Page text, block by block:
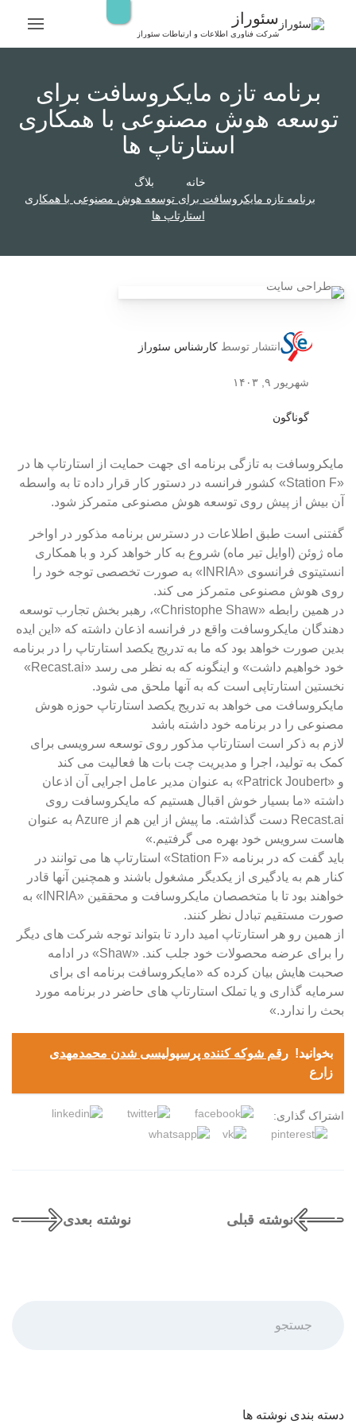
سئوراز
شرکت فناوری اطلاعات و ارتباطات سئوراز
برنامه تازه مایکروسافت برای
توسعه هوش مصنوعی با همکاری
استارتاپ ها
خانه
بلاگ
برنامه تازه مایکروسافت برای توسعه هوش مصنوعی با همکاری
استارتاپ ها
انتشار توسط کارشناس سئوراز
شهریور ۹, ۱۴۰۳
گوناگون
مایکروسافت به تازگی برنامه ای جهت حمایت از استارتاپ ها در
«Station F» کشور فرانسه در دستور کار قرار داده تا به واسطه
آن بیش از پیش روی توسعه هوش مصنوعی متمرکز شود.
گفتنی است طبق اطلاعات در دسترس برنامه مذکور در اواخر
ماه ژوئن (اوایل تیر ماه) شروع به کار خواهد کرد و با همکاری
انستیتوی فرانسوی «INRIA» به صورت تخصصی توجه خود را
روی هوش مصنوعی متمرکز می کند.
در همین رابطه «Christophe Shaw»، رهبر بخش تجارب توسعه
دهندگان مایکروسافت واقع در فرانسه اذعان داشته که «این ایده
بدین صورت خواهد بود که ما به تدریج یکصد استارتاپ را در برنامه
خود خواهیم داشت» و اینگونه که به نظر می رسد «Recast.ai»
نخستین استارتاپی است که به آنها ملحق می شود.
مایکروسافت می خواهد به تدریج یکصد استارتاپ حوزه هوش
مصنوعی را در برنامه خود داشته باشد
لازم به ذکر است استارتاپ مذکور روی توسعه سرویسی برای
کمک به تولید، اجرا و مدیریت چت بات ها فعالیت می کند
و «Patrick Joubert» به عنوان مدیر عامل اجرایی آن اذعان
داشته «ما بسیار خوش اقبال هستیم که مایکروسافت روی
Recast.ai دست گذاشته. ما پیش از این هم از Azure به عنوان
هاست سرویس خود بهره می گرفتیم.»
باید گفت که در برنامه «Station F» استارتاپ ها می توانند در
کنار هم به یادگیری از یکدیگر مشغول باشند و همچنین آنها قادر
خواهند بود تا با متخصصان مایکروسافت و محققین «INRIA» به
صورت مستقیم تبادل نظر کنند.
از همین رو هر استارتاپ امید دارد تا بتواند توجه شرکت های دیگر
را برای عرضه محصولات خود جلب کند. «Shaw» در ادامه
صحبت هایش بیان کرده که «مایکروسافت برنامه ای برای
سرمایه گذاری و یا تملک استارتاپ های حاضر در برنامه مورد
بحث را ندارد.»
بخوانید! رقم شوکه کننده پرسپولیسی شدن محمدمهدی
زارع
اشتراک گذاری:
نوشته قبلی نوشته بعدی
دسته بندی نوشته ها